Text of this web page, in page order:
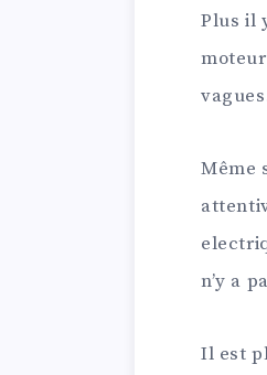
Plus il
Même
n’y a
Il est